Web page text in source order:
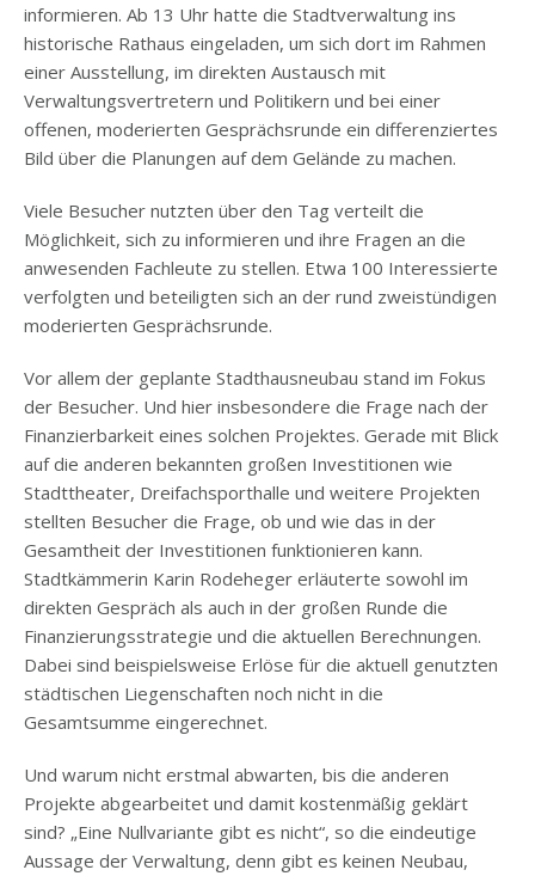
informieren. Ab 13 Uhr hatte die Stadtverwaltung ins
historische Rathaus eingeladen, um sich dort im Rahmen
einer Ausstellung, im direkten Austausch mit
Verwaltungsvertretern und Politikern und bei einer
offenen, moderierten Gesprächsrunde ein differenziertes
Bild über die Planungen auf dem Gelände zu machen.
Viele Besucher nutzten über den Tag verteilt die
Möglichkeit, sich zu informieren und ihre Fragen an die
anwesenden Fachleute zu stellen. Etwa 100 Interessierte
verfolgten und beteiligten sich an der rund zweistündigen
moderierten Gesprächsrunde.
Vor allem der geplante Stadthausneubau stand im Fokus
der Besucher. Und hier insbesondere die Frage nach der
Finanzierbarkeit eines solchen Projektes. Gerade mit Blick
auf die anderen bekannten großen Investitionen wie
Stadttheater, Dreifachsporthalle und weitere Projekten
stellten Besucher die Frage, ob und wie das in der
Gesamtheit der Investitionen funktionieren kann.
Stadtkämmerin Karin Rodeheger erläuterte sowohl im
direkten Gespräch als auch in der großen Runde die
Finanzierungsstrategie und die aktuellen Berechnungen.
Dabei sind beispielsweise Erlöse für die aktuell genutzten
städtischen Liegenschaften noch nicht in die
Gesamtsumme eingerechnet.
Und warum nicht erstmal abwarten, bis die anderen
Projekte abgearbeitet und damit kostenmäßig geklärt
sind? „Eine Nullvariante gibt es nicht“, so die eindeutige
Aussage der Verwaltung, denn gibt es keinen Neubau,